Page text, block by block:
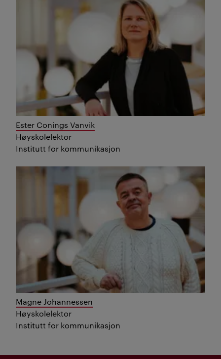
Ester Conings Vanvik
Høyskolelektor
Institutt for kommunikasjon
Magne Johannessen
Høyskolelektor
Institutt for kommunikasjon